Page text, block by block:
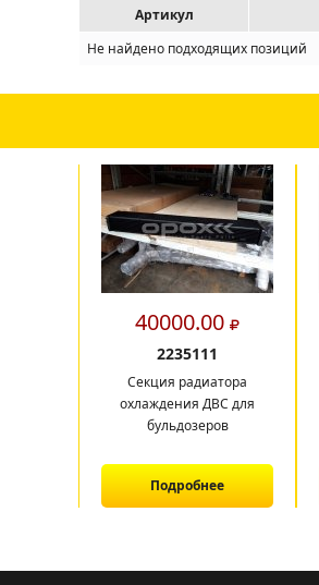
Артикул
Не найдено подходящих позиций
40000.00
2235111
Секция радиатора
охлаждения ДВС для
бульдозеров
Подробнее